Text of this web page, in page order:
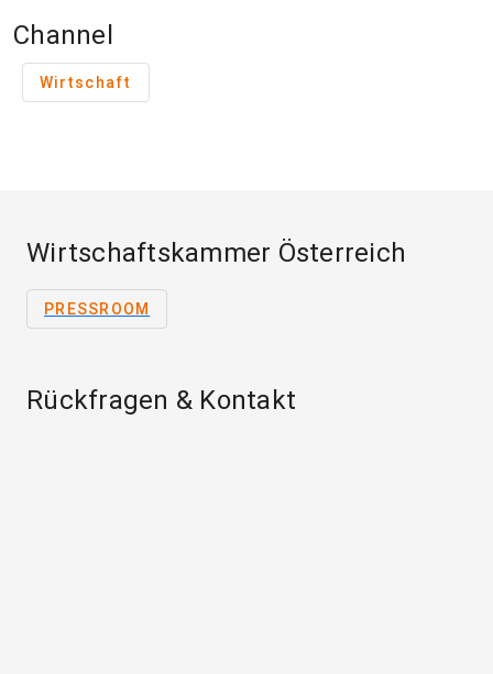
Channel
Wirtschaft
Wirtschaftskammer Österreich
PRESSROOM
Rückfragen & Kontakt